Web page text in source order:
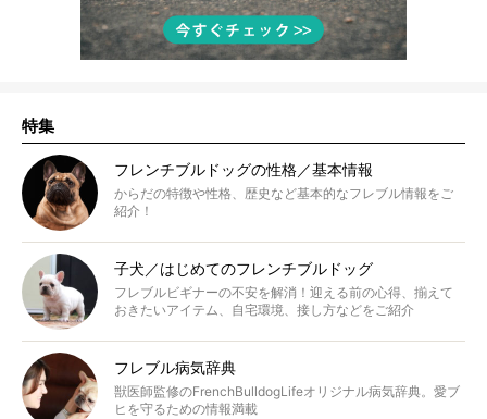
特集
フレンチブルドッグの性格／基本情報
からだの特徴や性格、歴史など基本的なフレブル情報をご
紹介！
子犬／はじめてのフレンチブルドッグ
フレブルビギナーの不安を解消！迎える前の心得、揃えて
おきたいアイテム、自宅環境、接し方などをご紹介
フレブル病気辞典
獣医師監修のFrenchBulldogLifeオリジナル病気辞典。愛ブ
ヒを守るための情報満載